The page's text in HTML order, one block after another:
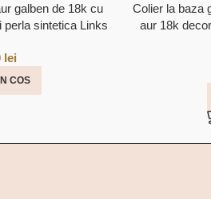
galben de 18k cu
perla sintetica Links
lei
COS
Colier la baza
aur 18k